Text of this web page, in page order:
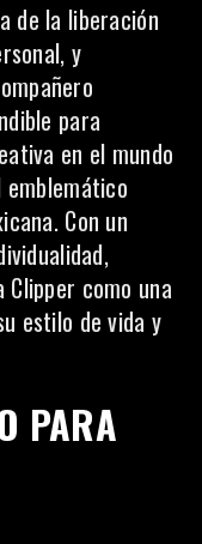
de la liberación
y
para
en el mundo
Con un
como una
estilo de vida y
PARA